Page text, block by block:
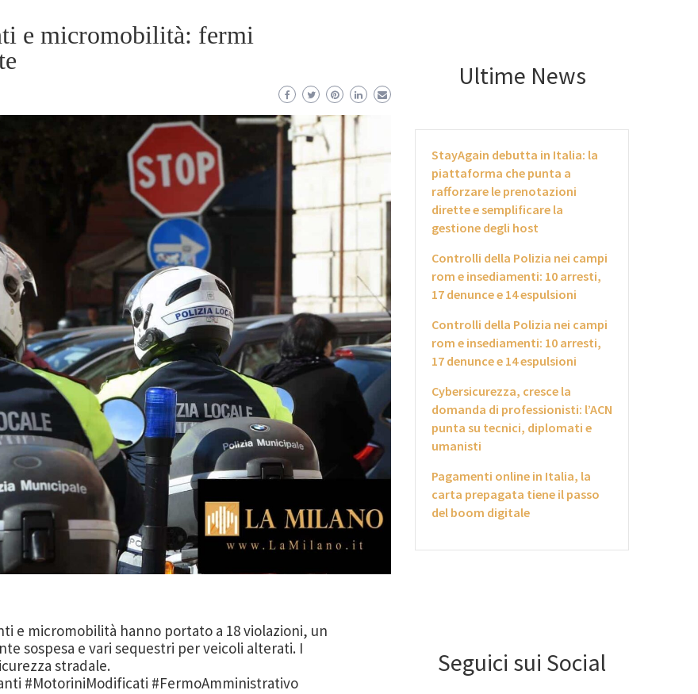
e micromobilità: fermi
e micromobilità hanno portato a 18 violazioni, un
sospesa e vari sequestri per veicoli alterati. I
stradale.
#MotoriniModificati #FermoAmministrativo
Ultime News
StayAgain debutta in Italia: la
piattaforma che punta a
rafforzare le prenotazioni
dirette e semplificare la
gestione degli host
Controlli della Polizia nei campi
rom e insediamenti: 10 arresti,
17 denunce e 14 espulsioni
Controlli della Polizia nei campi
rom e insediamenti: 10 arresti,
17 denunce e 14 espulsioni
Cybersicurezza, cresce la
domanda di professionisti: l’ACN
punta su tecnici, diplomati e
umanisti
Pagamenti online in Italia, la
carta prepagata tiene il passo
del boom digitale
Seguici sui Social